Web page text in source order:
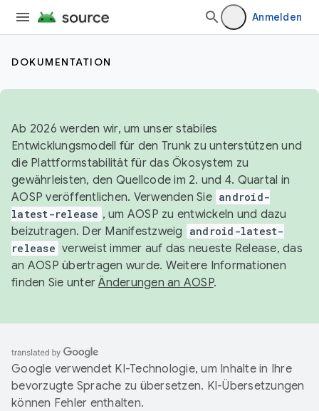
Anmelden
DOKUMENTATION
Ab 2026 werden wir, um unser stabiles
Entwicklungsmodell für den Trunk zu unterstützen und
die Plattformstabilität für das Ökosystem zu
gewährleisten, den Quellcode im 2. und 4. Quartal in
AOSP veröffentlichen. Verwenden Sie android-
latest-release , um AOSP zu entwickeln und dazu
beizutragen. Der Manifestzweig
android-latest-
release verweist immer auf das neueste Release, das
an AOSP übertragen wurde. Weitere Informationen
finden Sie unterÄnderungen an AOSP.
Google verwendet KI-Technologie, um Inhalte in Ihre
bevorzugte Sprache zu übersetzen. KI-Übersetzungen
können Fehler enthalten.